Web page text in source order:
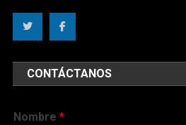
CONTÁCTANOS
Nombre*